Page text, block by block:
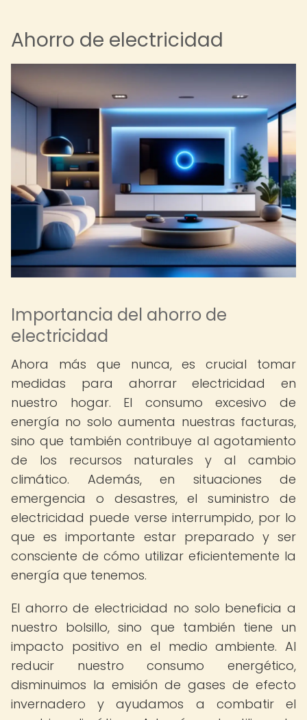
Ahorro de electricidad
Importancia del ahorro de
electricidad
Ahora más que nunca, es crucial tomar
medidas para ahorrar electricidad en
nuestro hogar. El consumo excesivo de
energía no solo aumenta nuestras facturas,
sino que también contribuye al agotamiento
de los recursos naturales y al cambio
climático. Además, en situaciones de
emergencia o desastres, el suministro de
electricidad puede verse interrumpido, por lo
que es importante estar preparado y ser
consciente de cómo utilizar eficientemente la
energía que tenemos.
El ahorro de electricidad no solo beneficia a
nuestro bolsillo, sino que también tiene un
impacto positivo en el medio ambiente. Al
reducir nuestro consumo energético,
disminuimos la emisión de gases de efecto
invernadero y ayudamos a combatir el